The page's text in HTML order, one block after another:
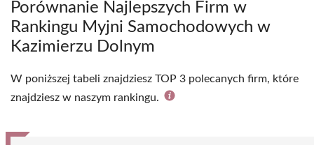
Porównanie Najlepszych Firm w
Rankingu Myjni Samochodowych w
Kazimierzu Dolnym
W poniższej tabeli znajdziesz TOP 3 polecanych firm, które
znajdziesz w naszym rankingu.